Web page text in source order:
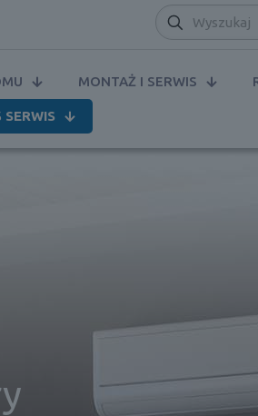
MONTAŻ I SERWIS
SERWIS